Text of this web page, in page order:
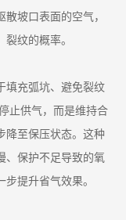
坡口表面的空气，
纹的概率。
填充弧坑、避免裂纹
止供气，而是维持合
降至保压状态。这种
、保护不足导致的氧
提升省气效果。